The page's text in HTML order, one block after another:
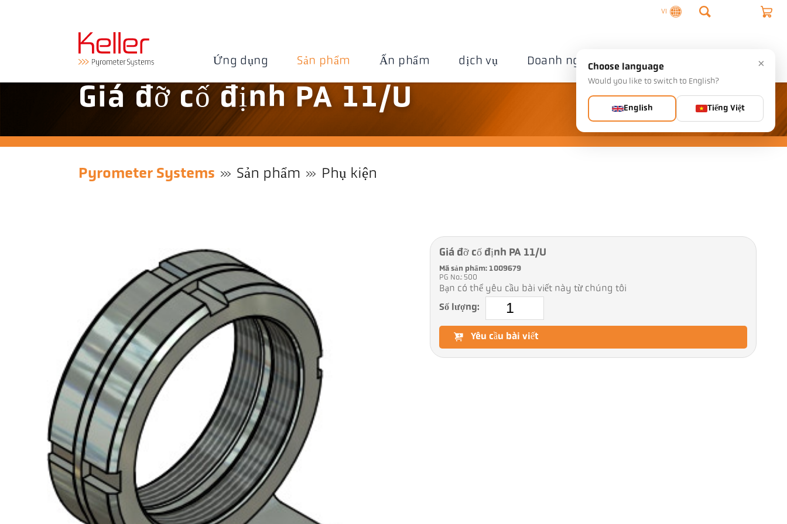
VI
Ứng dụng Sản phẩm Ấn phẩm dịch vụ Doanh nghiệp Liên hệ
Giá đỡ cố định PA 11/U
Pyrometer Systems Sản phẩm Phụ kiện
Giá đỡ cố định PA 11/U
Mã sản phẩm: 1009679
PG No.: 500
Bạn có thể yêu cầu bài viết này từ chúng tôi
Số lượng:
Yêu cầu bài viết
×
Choose language
Would you like to switch to English?
English Tiếng Việt